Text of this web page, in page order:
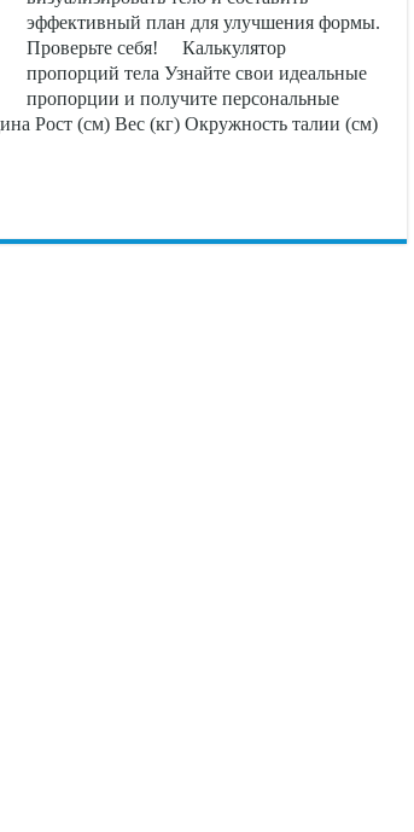
эффективный план для улучшения формы.
Проверьте себя! Калькулятор
пропорций тела Узнайте свои идеальные
пропорции и получите персональные
Рост (см) Вес (кг) Окружность талии (см)